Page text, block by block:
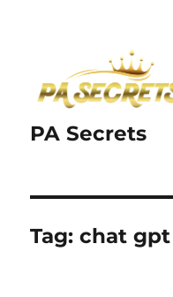
PA Secrets
Tag:chat gpt